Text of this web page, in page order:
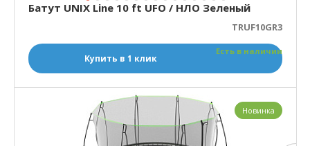
Батут UNIX Line 10 ft UFO / НЛО Зеленый
TRUF10GR3
Есть в наличии
Купить в 1 клик
Новинка